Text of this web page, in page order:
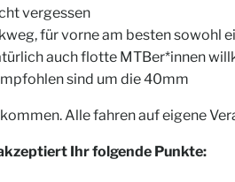
vergessen
für vorne am besten sowohl
auch flotte MTBer*innen
sind um die 40mm
Alle fahren auf eigene
Ihr folgende Punkte: